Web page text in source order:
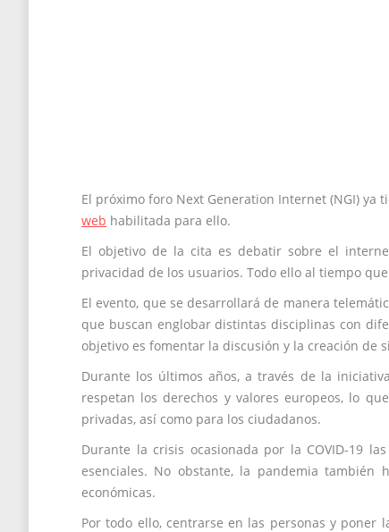
El próximo foro Next Generation Internet (NGI)
web habilitada para ello.
El objetivo de la cita es debatir sobre el
privacidad de los usuarios. Todo ello al tiempo
El evento, que se desarrollará de manera
que buscan englobar distintas disciplinas con
objetivo es fomentar la discusión y la creación de
Durante los últimos años, a través de la
respetan los derechos y valores europeos, lo
privadas, así como para los ciudadanos.
Durante la crisis ocasionada por la COVID-19
esenciales. No obstante, la pandemia
económicas.
Por todo ello, centrarse en las personas y poner